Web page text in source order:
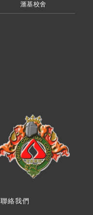
滙基校舍
聯絡我們